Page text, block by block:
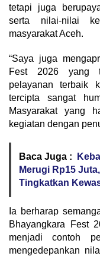
tetapi juga
serta nilai-nilai
masyarakat Aceh.
“Saya juga
Fest 2026 yang
pelayanan terbaik
tercipta sangat
Masyarakat yang
kegiatan dengan
Baca Juga :
Merugi Rp15
Tingkatkan
Ia berharap
Bhayangkara Fest
menjadi contoh
mengedepankan